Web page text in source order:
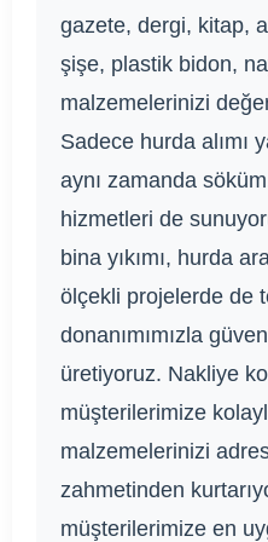
gazete, dergi, kitap,
şişe, plastik bidon,
malzemelerinizi
Sadece hurda alımı
aynı zamanda
hizmetleri de
bina yıkımı, hurda
ölçekli projelerde de
donanımımızla
üretiyoruz. Nakliye
müşterilerimize
malzemelerinizi
zahmetinden
müşterilerimize en